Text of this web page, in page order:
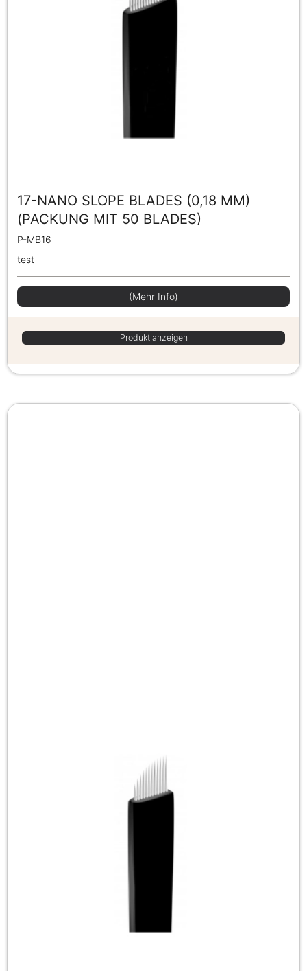
17-NANO SLOPE BLADES (0,18 MM)
(PACKUNG MIT 50 BLADES)
P-MB16
test
(Mehr Info)
Produkt anzeigen